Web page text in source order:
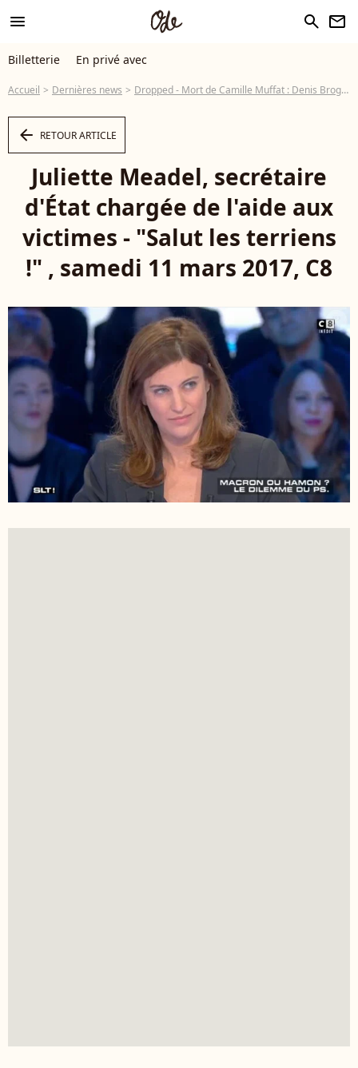
menu search newsletter
Billetterie En privé avec
Accueil Dernières news Dropped - Mort de Camille Muffat : Denis Brogniart se sent "un peu responsable"
arrow_left RETOUR ARTICLE
Juliette Meadel, secrétaire
d'État chargée de l'aide aux
victimes - "Salut les terriens
!" , samedi 11 mars 2017, C8